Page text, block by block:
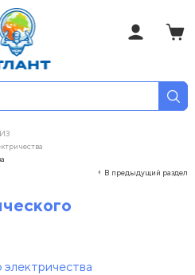
В предыдущий раздел